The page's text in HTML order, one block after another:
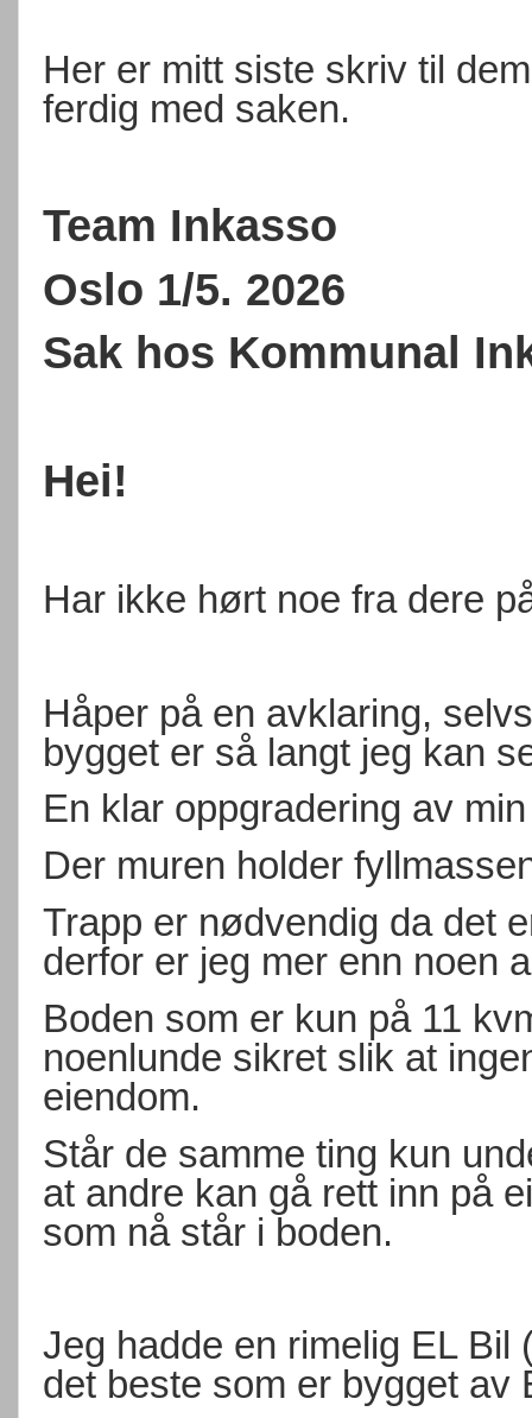
Her er mitt siste skriv til
ferdig med saken.
Team Inkasso
Oslo 1/5. 2026
Sak hos Kommunal
Hei!
Har ikke hørt noe fra dere
Håper på en avklaring,
bygget er så langt jeg kan
En klar oppgradering av
Der muren holder
Trapp er nødvendig da det
derfor er jeg mer enn noen
Boden som er kun på 11
noenlunde sikret slik at
eiendom.
Står de samme ting kun
at andre kan gå rett inn på
som nå står i boden.
Jeg hadde en rimelig EL
det beste som er bygget av